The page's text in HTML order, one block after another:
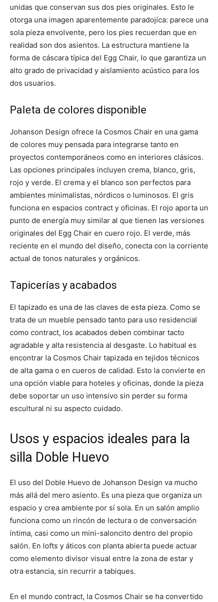
unidas que conservan sus dos pies originales. Esto le
otorga una imagen aparentemente paradojíca: parece una
sola pieza envolvente, pero los pies recuerdan que en
realidad son dos asientos. La estructura mantiene la
forma de cáscara típica del Egg Chair, lo que garantiza un
alto grado de privacidad y aislamiento acústico para los
dos usuarios.
Paleta de colores disponible
Johanson Design ofrece la Cosmos Chair en una gama
de colores muy pensada para integrarse tanto en
proyectos contemporáneos como en interiores clásicos.
Las opciones principales incluyen crema, blanco, gris,
rojo y verde. El crema y el blanco son perfectos para
ambientes minimalistas, nórdicos o luminosos. El gris
funciona en espacios contract y oficinas. El rojo aporta un
punto de energía muy similar al que tienen las versiones
originales del Egg Chair en cuero rojo. El verde, más
reciente en el mundo del diseño, conecta con la corriente
actual de tonos naturales y orgánicos.
Tapicerías y acabados
El tapizado es una de las claves de esta pieza. Como se
trata de un mueble pensado tanto para uso residencial
como contract, los acabados deben combinar tacto
agradable y alta resistencia al desgaste. Lo habitual es
encontrar la Cosmos Chair tapizada en tejidos técnicos
de alta gama o en cueros de calidad. Esto la convierte en
una opción viable para hoteles y oficinas, donde la pieza
debe soportar un uso intensivo sin perder su forma
escultural ni su aspecto cuidado.
Usos y espacios ideales para la
silla Doble Huevo
El uso del Doble Huevo de Johanson Design va mucho
más allá del mero asiento. Es una pieza que organiza un
espacio y crea ambiente por sí sola. En un salón amplio
funciona como un rincón de lectura o de conversación
íntima, casi como un mini-saloncito dentro del propio
salón. En lofts y áticos con planta abierta puede actuar
como elemento divisor visual entre la zona de estar y
otra estancia, sin recurrir a tabiques.
En el mundo contract, la Cosmos Chair se ha convertido